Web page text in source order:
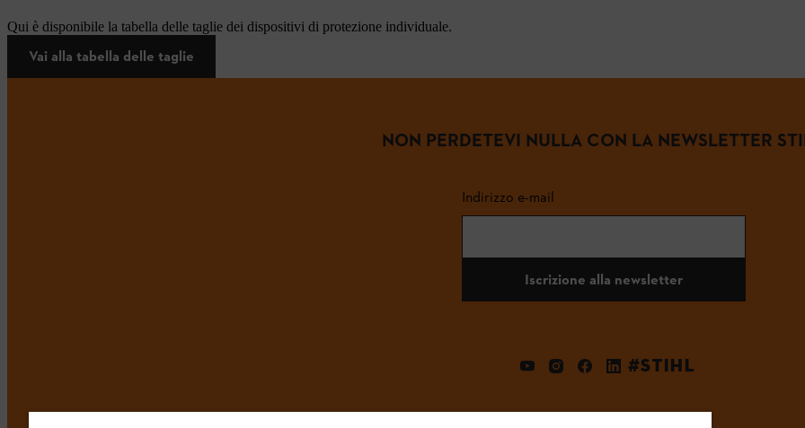
Qui è disponibile la tabella delle taglie dei dispositivi di protezione individuale.
Vai alla tabella delle taglie
NON PERDETEVI NULLA CON LA NEWSLETTER
Indirizzo e-mail
Iscrizione alla newsletter
#STIHL